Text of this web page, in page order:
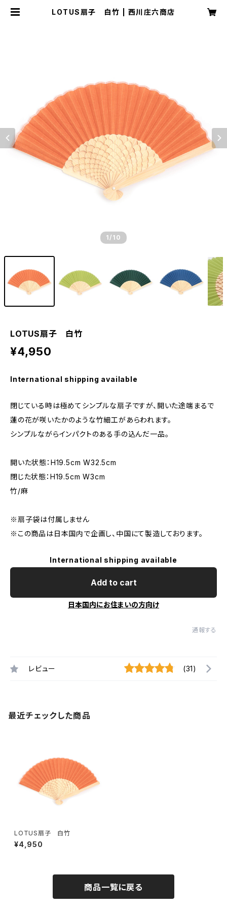
LOTUS扇子 白竹 | 西川庄六商店
1 /10
LOTUS扇子 白竹
¥4,950
International shipping available
閉じている時は極めてシンプルな扇子ですが、開いた途端まるで
蓮の花が咲いたかのような竹細工があらわれます。
シンプルながらインパクトのある手の込んだ一品。
開いた状態：H19.5cm W32.5cm
閉じた状態：H19.5cm W3cm
竹/麻
※扇子袋は付属しません
※この商品は日本国内で企画し、中国にて製造しております。
International shipping available
Add to cart
日本国内にお住まいの方向け
通報する
レビュー (31)
最近チェックした商品
LOTUS扇子 白竹
¥4,950
商品一覧に戻る